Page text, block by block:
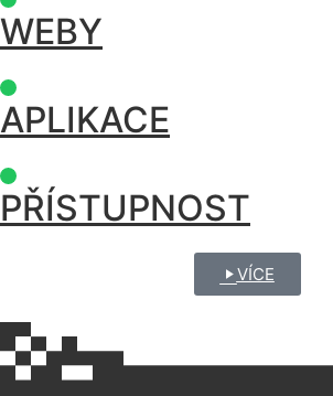
WEBY
APLIKACE
PŘÍSTUPNOST
VÍCE